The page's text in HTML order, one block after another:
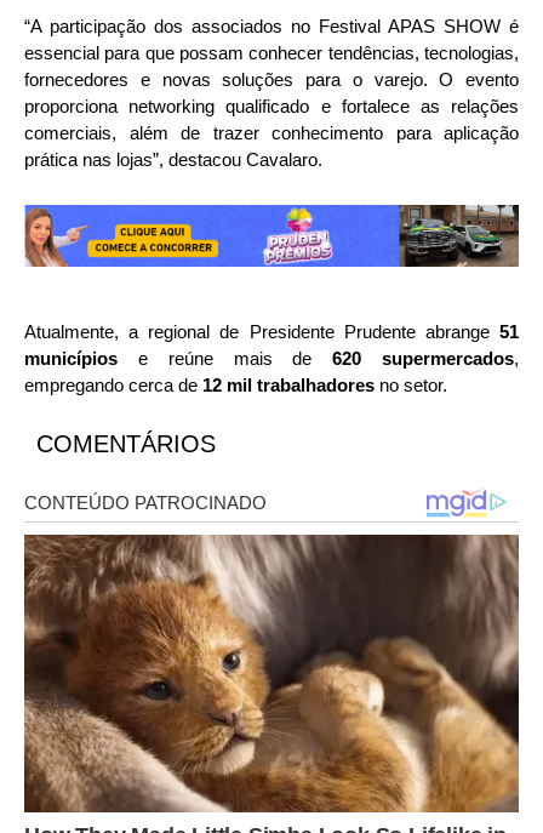
“A participação dos associados no Festival APAS SHOW é
essencial para que possam conhecer tendências, tecnologias,
fornecedores e novas soluções para o varejo. O evento
proporciona networking qualificado e fortalece as relações
comerciais, além de trazer conhecimento para aplicação
prática nas lojas”, destacou Cavalaro.
Atualmente, a regional de Presidente Prudente abrange 51
municípios e reúne mais de620 supermercados,
empregando cerca de 12 mil trabalhadores no setor.
COMENTÁRIOS